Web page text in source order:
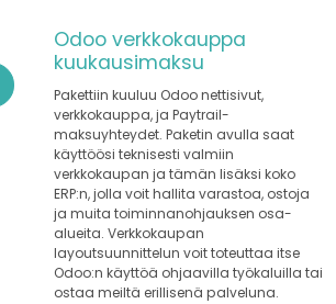
Odoo verkkokauppa
kuukausimaksu
Pakettiin kuuluu Odoo nettisivut,
verkkokauppa, ja Paytrail-
maksuyhteydet. Paketin avulla saat
käyttöösi teknisesti valmiin
verkkokaupan ja tämän lisäksi koko
ERP:n, jolla voit hallita varastoa, ostoja
ja muita toiminnanohjauksen osa-
alueita. Verkkokaupan
layoutsuunnittelun voit toteuttaa itse
Odoo:n käyttöä ohjaavilla työkaluilla tai
ostaa meiltä erillisenä palveluna.